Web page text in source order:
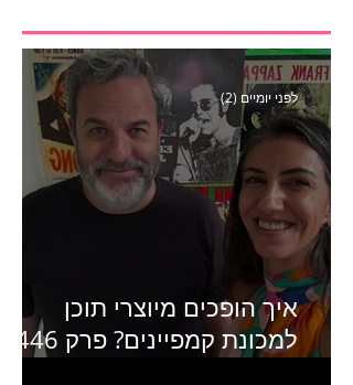
״אני לא פרסומאית״- פרק
440 ריאיון סוף קדנציה עם
שלי שמיר קינן לשעבר
מנכ״לית באומן בר ריבנאי
איך הופכים מיוצרי תוכן
למכונת קמפיינים? פרק 446
לפני יומיים (2)